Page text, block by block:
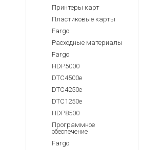
Принтеры карт
Пластиковые карты
Fargo
Расходные материалы
Fargo
HDP5000
DTC4500e
DTC4250e
DTC1250e
HDP8500
Программное
обеспечение
Fargo